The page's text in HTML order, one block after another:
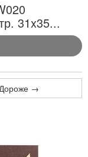
31x35...
→